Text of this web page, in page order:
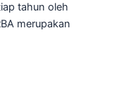
tahun oleh
merupakan